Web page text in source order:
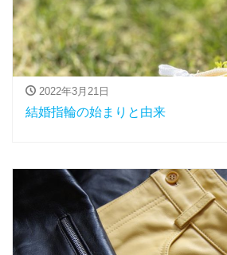
2022年3月21日
結婚指輪の始まりと由来